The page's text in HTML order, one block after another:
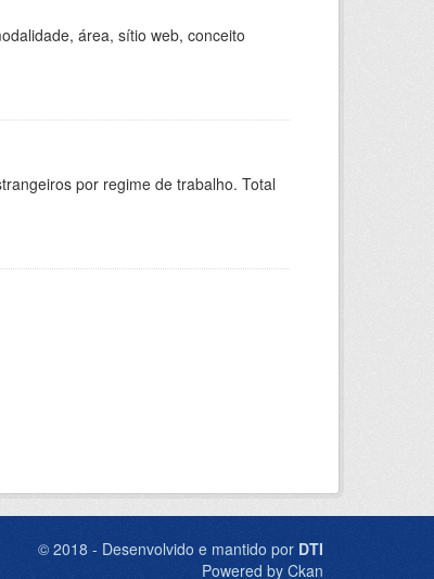
área, sítio web, conceito
por regime de trabalho. Total
© 2018 - Desenvolvido e mantido por DTI
Powered by Ckan